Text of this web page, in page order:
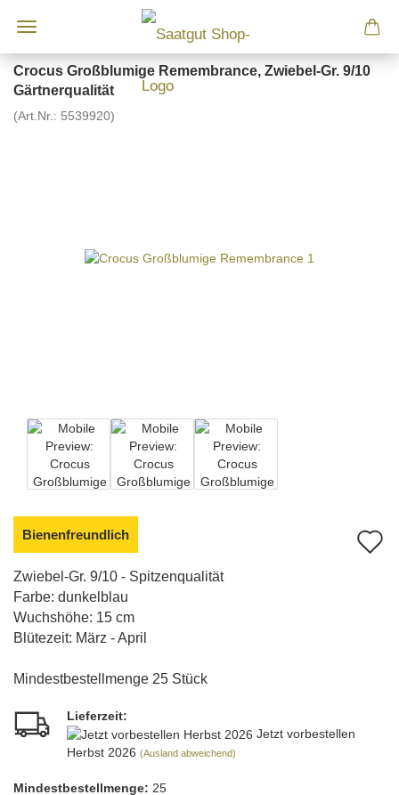
Crocus Großblumige Remembrance, Zwiebel-Gr. 9/10
Gärtnerqualität
(Art.Nr.: 5539920)
Bienenfreundlich
Zwiebel-Gr. 9/10 - Spitzenqualität
Farbe: dunkelblau
Wuchshöhe: 15 cm
Blütezeit: März - April
Mindestbestellmenge 25 Stück
Lieferzeit:
Jetzt vorbestellen
Herbst 2026 (Ausland abweichend)
Mindest­bestellmenge: 25